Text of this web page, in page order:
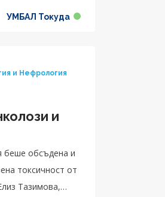
УМБАЛ Токуда
и Нефрология
и
токсичност от
Тазимова,